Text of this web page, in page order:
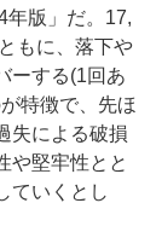
年版」だ。17,
もに、落下や
ーする(1回あ
特徴で、先ほ
失による破損
や堅牢性とと
ていくとし